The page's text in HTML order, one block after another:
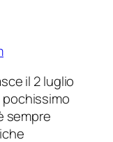
il 2 luglio
pochissimo
sempre